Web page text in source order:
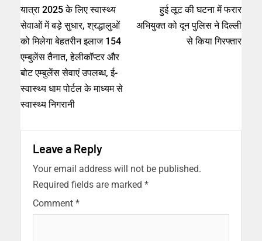
यात्रा 2025 के लिए स्वास्थ्य
सेवाओं में बड़े सुधार, श्रद्धालुओं
को मिलेगा बेहतरीन इलाज 154
एम्बुलेंस तैनात, हेलीकॉप्टर और
बोट एम्बुलेंस सेवाएं उपलब्ध, ई-
स्वास्थ्य धाम पोर्टल के माध्यम से
स्वास्थ्य निगरानी
हुई लूट की घटना में फरार
अभियुक्त को दून पुलिस ने दिल्ली
से किया गिरफ्तार
Leave a Reply
Your email address will not be published.
Required fields are marked *
Comment *